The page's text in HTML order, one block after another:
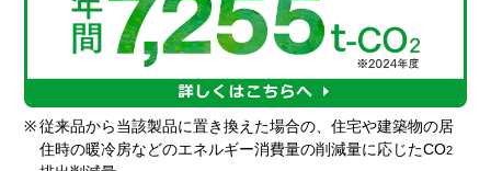
※ 従来品から当該製品に置き換えた場合の、住宅や建築物の居
住時の暖冷房などのエネルギー消費量の削減量に応じたCO2